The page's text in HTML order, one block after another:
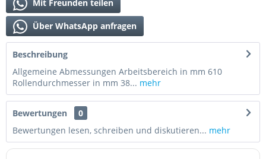
Mit Freunden teilen
Über WhatsApp anfragen
Beschreibung
Allgemeine Abmessungen Arbeitsbereich in mm 610
Rollendurchmesser in mm 38... mehr
Bewertungen
0
Bewertungen lesen, schreiben und diskutieren... mehr